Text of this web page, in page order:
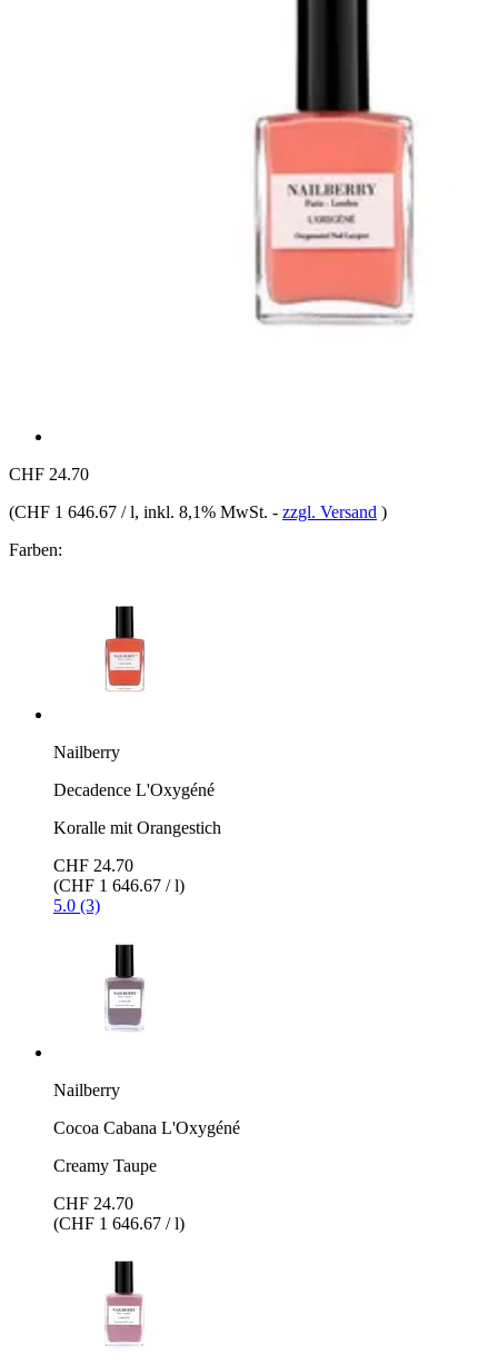
CHF 24.70
(CHF 1 646.67 / l, inkl. 8,1% MwSt. - zzgl. Versand )
Farben:
Nailberry
Decadence L'Oxygéné
Koralle mit Orangestich
CHF 24.70
(CHF 1 646.67 / l)
5.0 (3)
Nailberry
Cocoa Cabana L'Oxygéné
Creamy Taupe
CHF 24.70
(CHF 1 646.67 / l)